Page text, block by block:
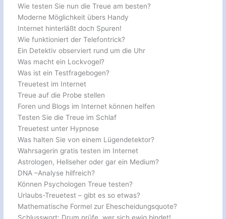
Wie testen Sie nun die Treue am besten?
Moderne Möglichkeit übers Handy
Internet hinterläßt doch Spuren!
Wie funktioniert der Telefontrick?
Ein Detektiv observiert rund um die Uhr
Was macht ein Lockvogel?
Was ist ein Testfragebogen?
Treuetest im Internet
Treue auf die Probe stellen
Foren und Blogs im Internet können helfen
Testen Sie die Treue im Schlaf
Treuetest unter Hypnose
Was halten Sie von einem Lügendetektor?
Wahrsagerin gratis testen im Internet
Astrologen, Hellseher oder gar ein Medium?
DNA –Analyse hilfreich?
Können Psychologen Treue testen?
Urlaubs-Treuetest – gibt es so etwas?
Mathematische Formel zur Ehescheidungsquote?